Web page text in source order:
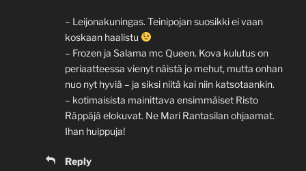
– Leijonakuningas. Teinipojan suosikki ei vaan
koskaan haalistu
– Frozen ja Salama mc Queen. Kova kulutus on
periaatteessa vienyt näistä jo mehut, mutta onhan
nuo nyt hyviä – ja siksi niitä kai niin katsotaankin.
– kotimaisista mainittava ensimmäiset Risto
Räppäjä elokuvat. Ne Mari Rantasilan ohjaamat.
Ihan huippuja!
Reply